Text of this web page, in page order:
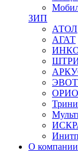
ЗИП
АТОЛ
АГАТ
О компании